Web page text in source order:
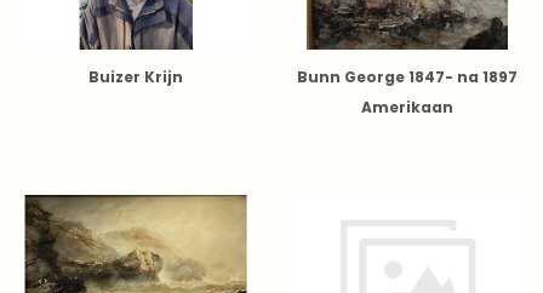
Buizer Krijn
Bunn George 1847- na 1897
Amerikaan